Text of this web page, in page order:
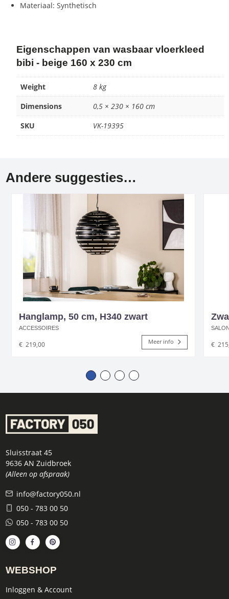
Materiaal: Synthetisch
Eigenschappen van wasbaar vloerkleed
bibi - beige 160 x 230 cm
Weight
8 kg
Dimensions
0,5 × 230 × 160 cm
SKU
VK-19395
Andere suggesties…
Hanglamp, 50 cm, H340 zwart
ACCESSOIRES
€ 219,00 Meer info €
Sluisstraat 45
9636 AN Zuidbroek
(Alleen op afspraak)
info@factory050.nl
050 - 783 00 50
050 - 783 00 50
WEBSHOP
Inloggen & Account